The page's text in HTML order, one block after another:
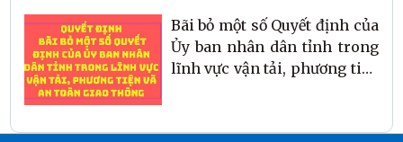
Bãi bỏ một số Quyết định của
Ủy ban nhân dân tỉnh trong
lĩnh vực vận tải, phương tiện